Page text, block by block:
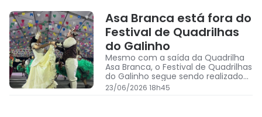
Asa Branca está fora do
Festival de Quadrilhas
do Galinho
Mesmo com a saída da Quadrilha
Asa Branca, o Festival de Quadrilhas
do Galinho segue sendo realizado
normalmente nos dias 23 e 24 de
junho, em parceria com a
23/06/2026 18h45